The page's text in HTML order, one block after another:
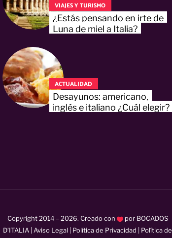
VIAJES Y TURISMO
¿Estás pensando en irte de
Luna de miel a Italia?
ACTUALIDAD
Desayunos: americano,
inglés e italiano ¿Cuál elegir?
Copyright 2014 – 2026. Creado con por BOCADOS
D’ITALIA
Aviso Legal Política de Privacidad Política de